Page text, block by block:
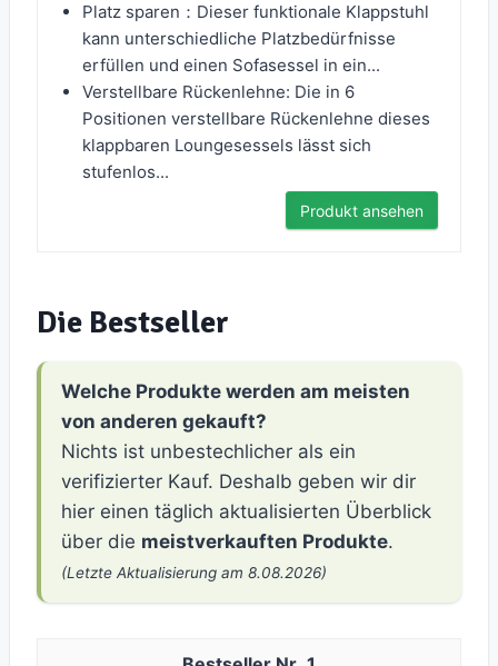
Platz sparen：Dieser funktionale Klappstuhl
kann unterschiedliche Platzbedürfnisse
erfüllen und einen Sofasessel in ein...
Verstellbare Rückenlehne: Die in 6
Positionen verstellbare Rückenlehne dieses
klappbaren Loungesessels lässt sich
stufenlos...
Produkt ansehen
Die Bestseller
Welche Produkte werden am meisten
von anderen gekauft?
Nichts ist unbestechlicher als ein
verifizierter Kauf. Deshalb geben wir dir
hier einen täglich aktualisierten Überblick
über die meistverkauften Produkte.
(Letzte Aktualisierung am 8.08.2026)